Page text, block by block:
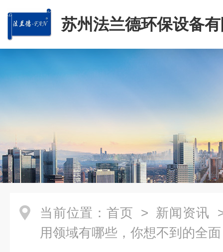
苏州法兰德环保设备
当前位置： 首页 > 新闻资讯
用领域有哪些，你想不到的全面